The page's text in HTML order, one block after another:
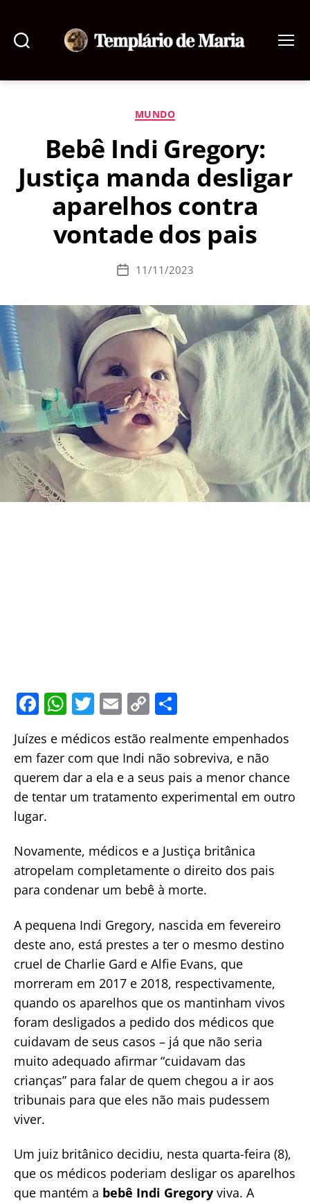
de
Categorias
MUNDO
Bebê Indi Gregory:
Justiça manda desligar
aparelhos contra
vontade dos pais
Data11/11/2023
F
c
e
b
o
k
W
h
at
s
A
T
itt
er
E
ai
l
C
p
y
Li
ar
e
Juízes e médicos estão realmente empenhados
em fazer com que Indi não sobreviva, e não
querem dar a ela e a seus pais a menor chance
de tentar um tratamento experimental em outro
lugar.
Novamente, médicos e a Justiça britânica
atropelam completamente o direito dos pais
para condenar um bebê à morte.
A pequena Indi Gregory, nascida em fevereiro
deste ano, está prestes a ter o mesmo destino
cruel de Charlie Gard e Alfie Evans, que
morreram em 2017 e 2018, respectivamente,
quando os aparelhos que os mantinham vivos
foram desligados a pedido dos médicos que
cuidavam de seus casos – já que não seria
muito adequado afirmar “cuidavam das
crianças” para falar de quem chegou a ir aos
tribunais para que eles não mais pudessem
viver.
Um juiz britânico decidiu, nesta quarta-feira (8),
que os médicos poderiam desligar os aparelhos
que mantém a bebê Indi Gregory viva. A